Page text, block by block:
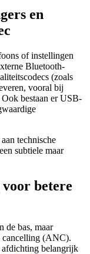
en
of instellingen
Bluetooth-
(zoals
vooral bij
Ook bestaan er USB-
technische
subtiele maar
betere
de bas, maar
cancelling (ANC).
belangrijk